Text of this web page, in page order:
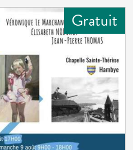
Gratuit